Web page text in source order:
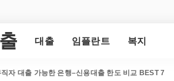
대출 임플란트 복지
직자 대출 가능한 은행–신용대출 한도 비교 BEST 7